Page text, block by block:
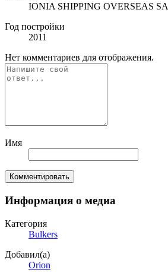
IONIA SHIPPING OVERSEAS SA
Год постройки
2011
Нет комментариев для отображения.
Имя
Комментировать
Информация о медиа
Категория
Bulkers
Добавил(а)
Orion